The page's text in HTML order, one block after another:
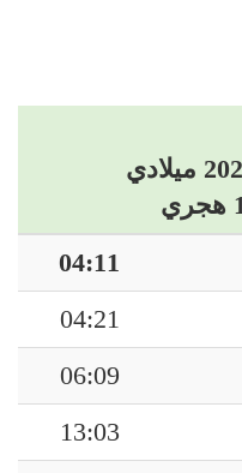
04:11
04:21
06:09
13:03